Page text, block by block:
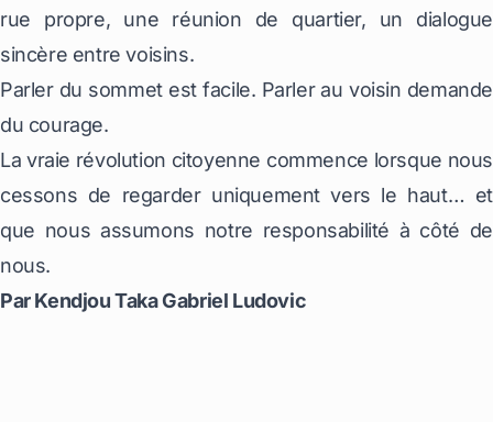
rue propre, une réunion de quartier, un dialogue
sincère entre voisins.
Parler du sommet est facile. Parler au voisin demande
du courage.
La vraie révolution citoyenne commence lorsque nous
cessons de regarder uniquement vers le haut… et
que nous assumons notre responsabilité à côté de
nous.
Par Kendjou Taka Gabriel Ludovic